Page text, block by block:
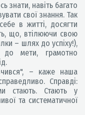
знати, навіть багато
свої знання. Так
в житті, досягти
що, втілюючи свою
– шлях до успіху!),
до мети, грамотно
– каже наша
Справді:
стають. Стають у
та систематичної